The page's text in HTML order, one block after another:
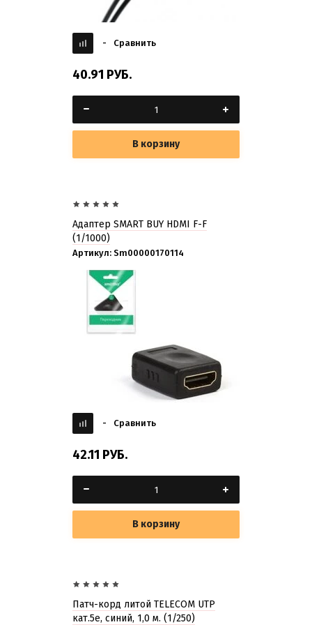
- Сравнить
40.91 РУБ.
В корзину
Адаптер SMART BUY HDMI F-F
(1/1000)
Артикул: Sm00000170114
- Сравнить
42.11 РУБ.
В корзину
Патч-корд литой TELECOM UTP
кат.5е, синий, 1,0 м. (1/250)